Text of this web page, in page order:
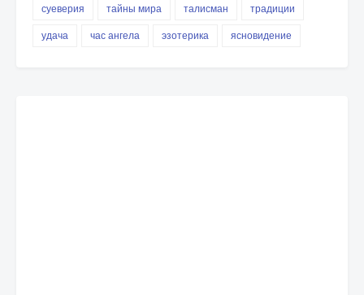
суеверия
тайны мира талисман
традиции
удача
час ангела эзотерика ясновидение